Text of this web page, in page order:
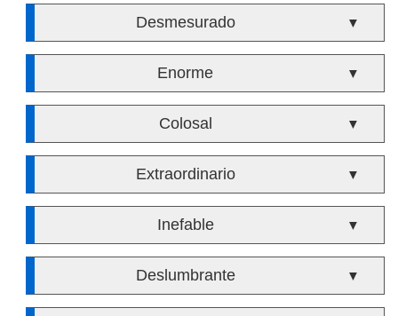
Desmesurado ▼
Enorme ▼
Colosal ▼
Extraordinario ▼
Inefable ▼
Deslumbrante ▼